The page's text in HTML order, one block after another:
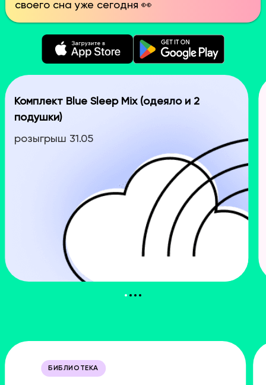
своего сна уже сегодня 👀
Комплект Blue Sleep Mix (одеяло и 2
подушки)
розыгрыш 31.05
БИБЛИОТЕКА